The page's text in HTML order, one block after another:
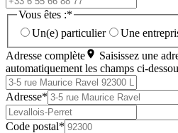
Vous êtes :*
Un(e) particulier
Une
Adresse complète
Saisissez une
automatiquement les champs ci-
Adresse*
Code postal*